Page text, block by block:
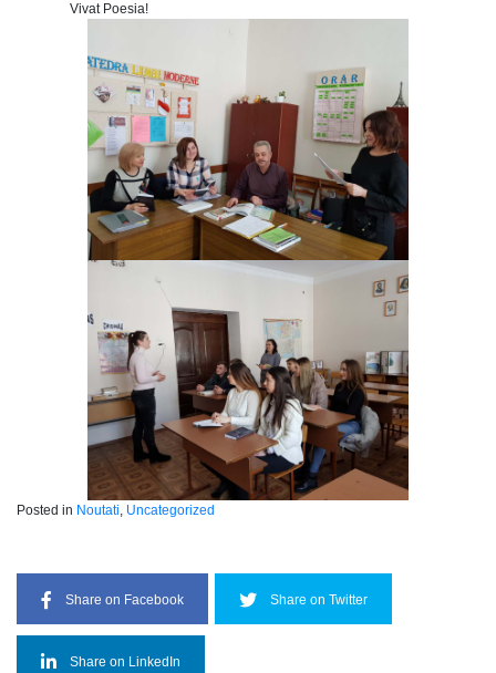
Vivat Poesia!
Posted in Noutati, Uncategorized
Share on Facebook Share on Twitter
Share on LinkedIn